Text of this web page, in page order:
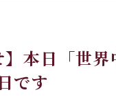
】本日「世
です